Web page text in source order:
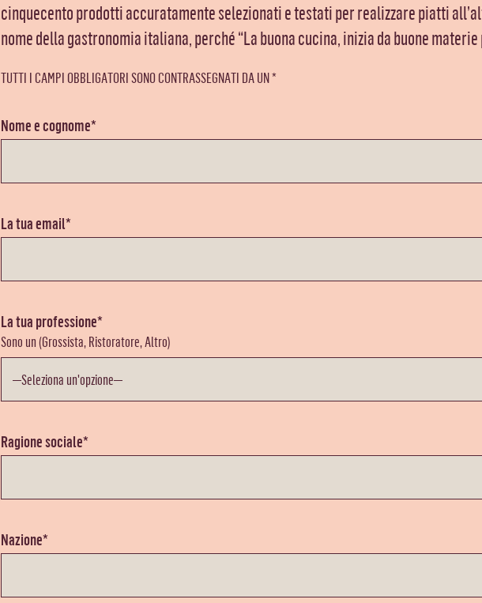
cinquecento prodotti accuratamente selezionati e testati per realizzare piatti
nome della gastronomia italiana, perché “La buona cucina, inizia da buone materie
TUTTI I CAMPI OBBLIGATORI SONO CONTRASSEGNATI DA UN *
Nome e cognome*
La tua email*
La tua professione*
Sono un (Grossista, Ristoratore, Altro)
Ragione sociale*
Nazione*